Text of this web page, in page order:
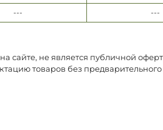
--- ---
сайте, не является публичной
товаров без